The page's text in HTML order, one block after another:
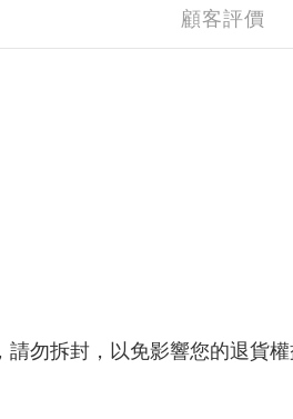
顧客評價
勿拆封，以免影響您的退貨權